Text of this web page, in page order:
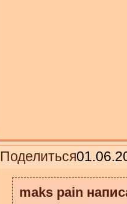
Поделиться
maks pain